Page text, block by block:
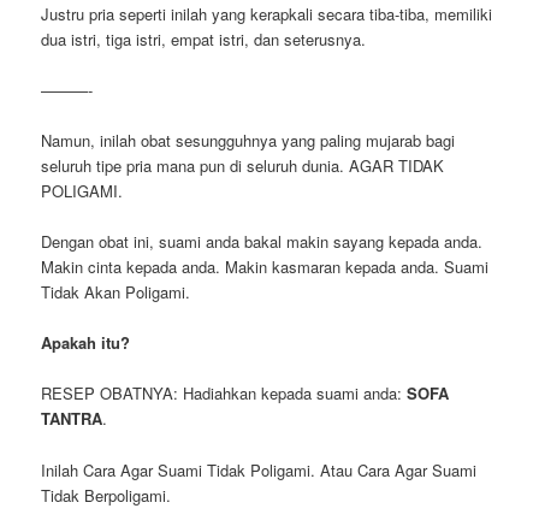
Justru pria seperti inilah yang kerapkali secara tiba-tiba, memiliki
dua istri, tiga istri, empat istri, dan seterusnya.
———-
Namun, inilah obat sesungguhnya yang paling mujarab bagi
seluruh tipe pria mana pun di seluruh dunia. AGAR TIDAK
POLIGAMI.
Dengan obat ini, suami anda bakal makin sayang kepada anda.
Makin cinta kepada anda. Makin kasmaran kepada anda. Suami
Tidak Akan Poligami.
Apakah itu?
RESEP OBATNYA: Hadiahkan kepada suami anda:SOFA
TANTRA.
Inilah Cara Agar Suami Tidak Poligami. Atau Cara Agar Suami
Tidak Berpoligami.